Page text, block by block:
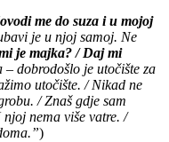
me do suza i u mojoj
je u njoj samoj. Ne
je majka? / Daj mi
– dobrodošlo je utočište za
utočište. / Nikad ne
/ Znaš gdje sam
nema više vatre. /
)